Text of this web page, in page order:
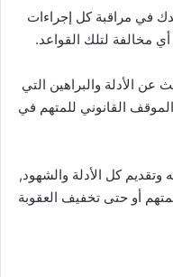
في مراقبة كل إجراءات
مخالفة لتلك القواعد.
الأدلة والبراهين التي
القانوني للمتهم في
وتقديم كل الأدلة والشهود,
أو حتى تخفيف العقوبة